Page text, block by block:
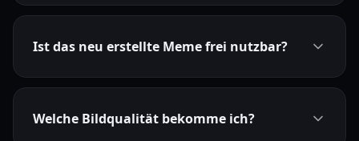
Ist das neu erstellte Meme frei nutzbar?
Welche Bildqualität bekomme ich?